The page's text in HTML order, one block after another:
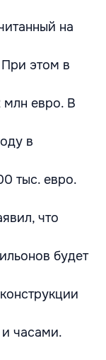
на
этом в
млн евро. В
в
тыс. евро.
что
будет
часами.